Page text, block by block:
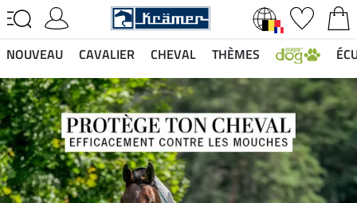
NOUVEAU CAVALIER CHEVAL THÈMES